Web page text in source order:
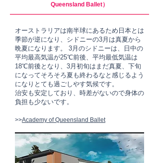
Queensland Ballet）
オーストラリアは南半球にあるため日本とは
季節が逆になり、シドニーの3月は真夏から
晩夏になります。 3月のシドニーは、日中の
平均最高気温が25℃前後、平均最低気温は
18℃前後となり、3月初旬はまだ真夏、下旬
になってそろそろ夏も終わるなと感じるよう
になりとても過ごしやす気候です。
治安も安定しており、時差がないので身体の
負担も少ないです。
>>Academy of Queensland Ballet